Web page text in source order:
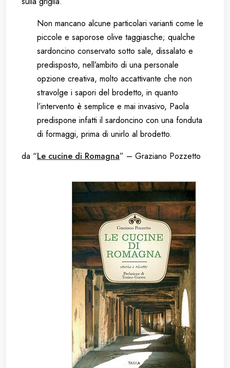
Non mancano alcune particolari varianti come le
piccole e saporose olive taggiasche; qualche
sardoncino conservato sotto sale, dissalato e
predisposto, nell’ambito di una personale
opzione creativa, molto accattivante che non
stravolge i sapori del brodetto, in quanto
l’intervento è semplice e mai invasivo, Paola
predispone infatti il sardoncino con una fonduta
di formaggi, prima di unirlo al brodetto.
da “Le cucine di Romagna” – Graziano Pozzetto